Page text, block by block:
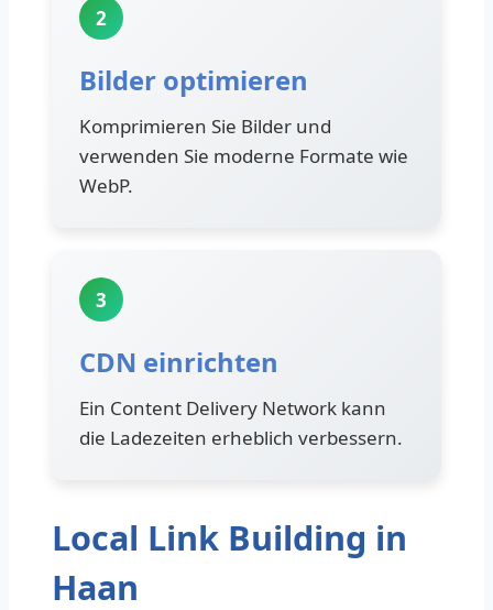
2
Bilder optimieren
Komprimieren Sie Bilder und
verwenden Sie moderne Formate wie
WebP.
3
CDN einrichten
Ein Content Delivery Network kann
die Ladezeiten erheblich verbessern.
Local Link Building in
Haan